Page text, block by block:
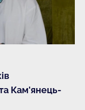
Кам'янець-